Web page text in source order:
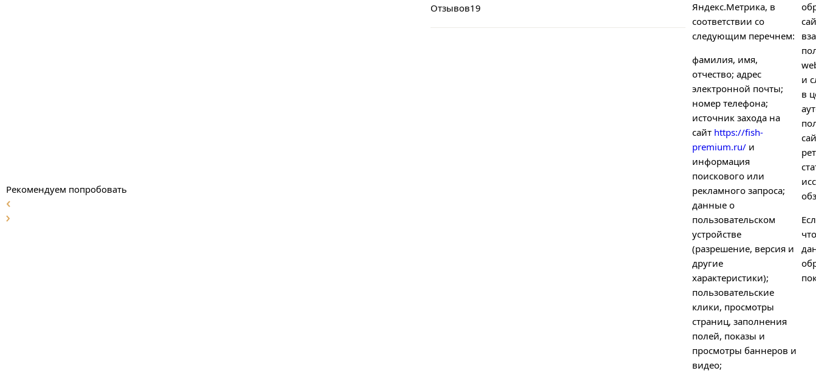
Отзывов19
Рекомендуем попробовать
Яндекс.Метрика, в
соответствии со
следующим перечнем:
фамилия, имя,
отчество; адрес
электронной почты;
номер телефона;
источник захода на
сайт https://fish-
premium.ru/ и
информация
поискового или
рекламного запроса;
данные о
пользовательском
устройстве
(разрешение, версия и
другие
характеристики);
пользовательские
клики, просмотры
страниц, заполнения
полей, показы и
просмотры баннеров и
видео;
и
в